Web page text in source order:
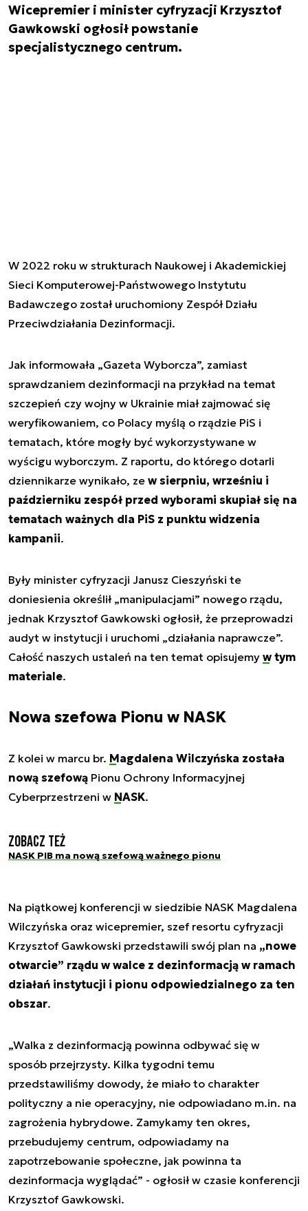
Wicepremier i minister cyfryzacji Krzysztof
Gawkowski ogłosił powstanie
specjalistycznego centrum.
W 2022 roku w strukturach Naukowej i Akademickiej
Sieci Komputerowej-Państwowego Instytutu
Badawczego został uruchomiony Zespół Działu
Przeciwdziałania Dezinformacji.
Jak informowała „Gazeta Wyborcza”, zamiast
sprawdzaniem dezinformacji na przykład na temat
szczepień czy wojny w Ukrainie miał zajmować się
weryfikowaniem, co Polacy myślą o rządzie PiS i
tematach, które mogły być wykorzystywane w
wyścigu wyborczym. Z raportu, do którego dotarli
dziennikarze wynikało, ze w sierpniu, wrześniu i
październiku zespół przed wyborami skupiał się na
tematach ważnych dla PiS z punktu widzenia
kampanii.
Były minister cyfryzacji Janusz Cieszyński te
doniesienia określił „manipulacjami” nowego rządu,
jednak Krzysztof Gawkowski ogłosił, że przeprowadzi
audyt w instytucji i uruchomi „działania naprawcze”.
Całość naszych ustaleń na ten temat opisujemy w tym
materiale.
Nowa szefowa Pionu w NASK
Z kolei w marcu br. Magdalena Wilczyńska została
nową szefową Pionu Ochrony Informacyjnej
Cyberprzestrzeni w NASK.
Zobacz też
NASK PIB ma nową szefową ważnego pionu
Na piątkowej konferencji w siedzibie NASK Magdalena
Wilczyńska oraz wicepremier, szef resortu cyfryzacji
Krzysztof Gawkowski przedstawili swój plan na „nowe
otwarcie” rządu w walce z dezinformacją w ramach
działań instytucji i pionu odpowiedzialnego za ten
obszar.
„Walka z dezinformacją powinna odbywać się w
sposób przejrzysty. Kilka tygodni temu
przedstawiliśmy dowody, że miało to charakter
polityczny a nie operacyjny, nie odpowiadano m.in. na
zagrożenia hybrydowe. Zamykamy ten okres,
przebudujemy centrum, odpowiadamy na
zapotrzebowanie społeczne, jak powinna ta
dezinformacja wyglądać” - ogłosił w czasie konferencji
Krzysztof Gawkowski.